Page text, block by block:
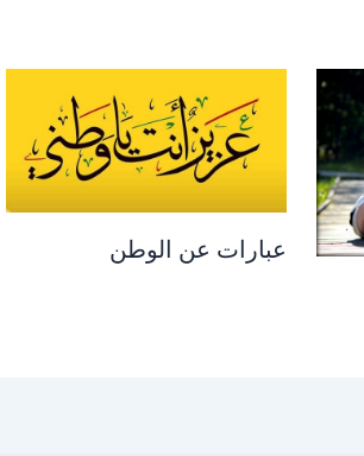
عبارات عن الوطن